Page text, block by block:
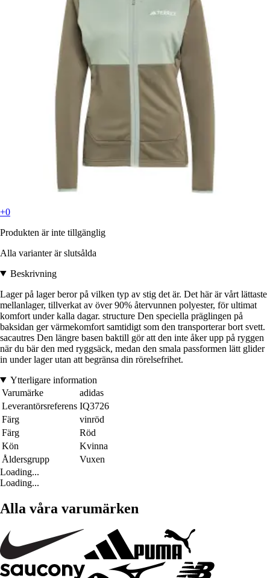
+0
Produkten är inte tillgänglig
Alla varianter är slutsålda
Beskrivning
Lager på lager beror på vilken typ av stig det är. Det här är vårt lättaste
mellanlager, tillverkat av över 90% återvunnen polyester, för ultimat
komfort under kalla dagar. structure Den speciella präglingen på
baksidan ger värmekomfort samtidigt som den transporterar bort svett.
sacautres Den längre basen baktill gör att den inte åker upp på ryggen
när du bär den med ryggsäck, medan den smala passformen lätt glider
in under lager utan att begränsa din rörelsefrihet.
Ytterligare information
Varumärke
adidas
Leverantörsreferens IQ3726
Färg
vinröd
Färg
Röd
Kön
Kvinna
Åldersgrupp
Vuxen
Loading...
Loading...
Alla våra varumärken